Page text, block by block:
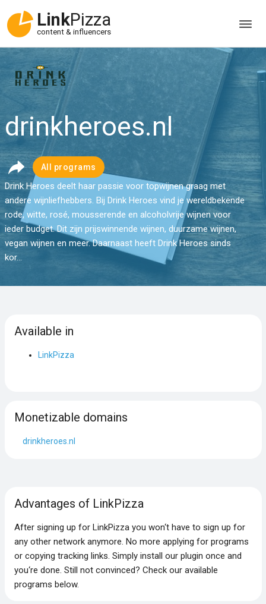
LinkPizza
content & influencers
drinkheroes.nl
All programs
Drink Heroes deelt haar passie voor topwijnen graag met
andere wijnliefhebbers. Bij Drink Heroes vind je wereldbekende
rode, witte, rosé, mousserende en alcoholvrije wijnen voor
ieder budget. Dit zijn prijswinnende wijnen, duurzame wijnen,
vegan wijnen en meer. Daarnaast heeft Drink Heroes sinds
kor...
Available in
LinkPizza
Monetizable domains
drinkheroes.nl
Advantages of LinkPizza
After signing up for LinkPizza you won‘t have to sign up for
any other network anymore. No more applying for programs
or copying tracking links. Simply install our plugin once and
you‘re done. Still not convinced? Check our available
programs below.